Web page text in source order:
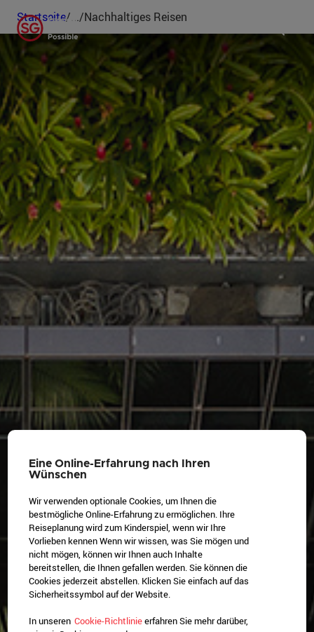
Startseite/ .../Nachhaltiges Reisen
Eine Online-Erfahrung nach Ihren
Wünschen
Wir verwenden optionale Cookies, um Ihnen die
bestmögliche Online-Erfahrung zu ermöglichen. Ihre
Reiseplanung wird zum Kinderspiel, wenn wir Ihre
Vorlieben kennen Wenn wir wissen, was Sie mögen und
nicht mögen, können wir Ihnen auch Inhalte
bereitstellen, die Ihnen gefallen werden. Sie können die
Cookies jederzeit abstellen. Klicken Sie einfach auf das
Sicherheitssymbol auf der Website.
In unseren Cookie-Richtlinieerfahren Sie mehr darüber,